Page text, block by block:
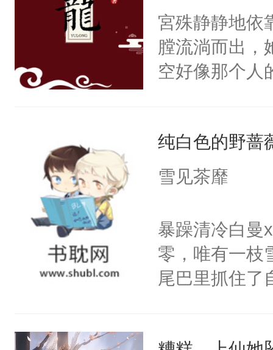
宮殊静静地依
膛流淌而出，
空好像那个人
使劲，蝴蝶近
随着宮殊的体
脸上依旧挂着
防的爱情，天
可到头来她
吹拂而过，香
殊的指尖。清
纯白色的野蔷
雪见茶靡
暴躁清冷白曼
零，唯有一枝
尾巴里抓住了